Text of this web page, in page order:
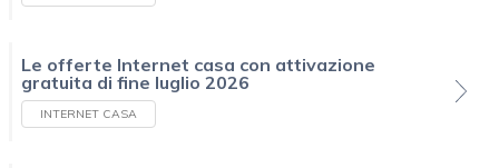
Le offerte Internet casa con attivazione
gratuita di fine luglio 2026
INTERNET CASA